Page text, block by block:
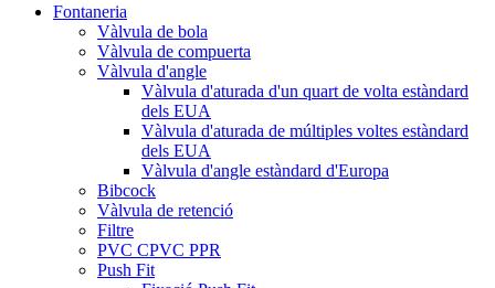
Fontaneria
Vàlvula de bola
Vàlvula de compuerta
Vàlvula d'angle
Vàlvula d'aturada d'un quart de volta estàndard
dels EUA
Vàlvula d'aturada de múltiples voltes estàndard
dels EUA
Vàlvula d'angle estàndard d'Europa
Bibcock
Vàlvula de retenció
Filtre
PVC CPVC PPR
Push Fit